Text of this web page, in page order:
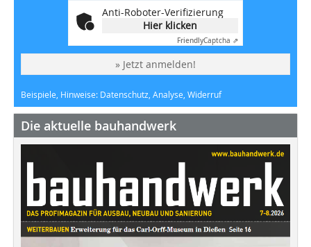
Anti-Roboter-Verifizierung
Hier klicken
FriendlyCaptcha ⇗
» Jetzt anmelden!
Beispiele, Hinweise: Datenschutz, Analyse, Widerruf
Die aktuelle bauhandwerk